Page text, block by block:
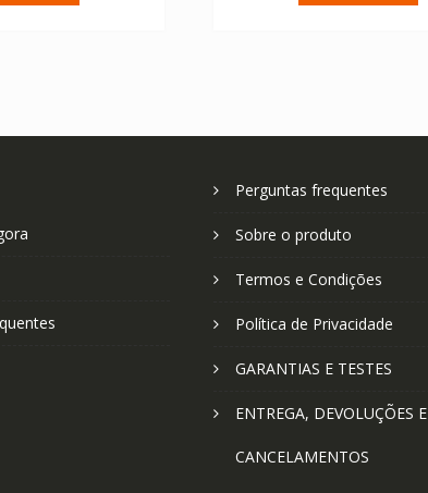
Perguntas frequentes
Sobre o produto
Termos e Condições
Política de Privacidade
GARANTIAS E TESTES
ENTREGA, DEVOLUÇÕES E
CANCELAMENTOS